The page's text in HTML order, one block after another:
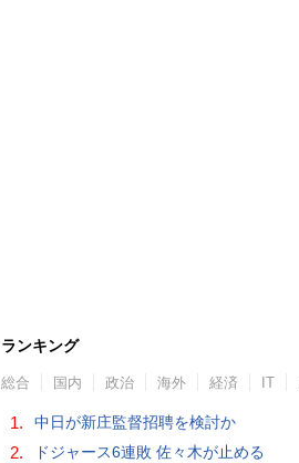
ランキング
総合 国内 政治 海外 経済 IT
1. 中日が新庄監督招聘を検討か
2. ドジャース6連敗 佐々木が止める